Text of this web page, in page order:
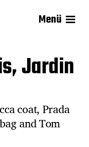
Menü
Jardin
coat, Prada
and Tom